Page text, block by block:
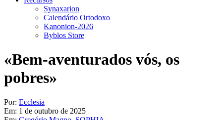
Synaxarion
Calendário Ortodoxo
Kanonion-2026
Byblos Store
«Bem-aventurados vós, os
pobres»
Por: Ecclesia
Em: 1 de outubro de 2025